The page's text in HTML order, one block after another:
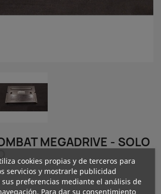
MEGADRIVE - SOLO
cookies propias y de terceros para
servicios y mostrarle publicidad
preferencias mediante el análisis de
Para dar su consentimiento